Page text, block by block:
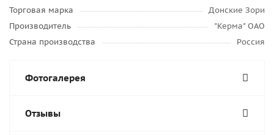
Торговая марка
Донские Зори
Производитель
"Керма" ОАО
Страна производства
Россия
Фотогалерея
Отзывы